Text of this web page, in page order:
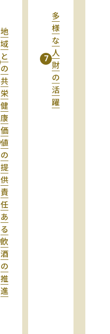
地
域
と
の
共
栄
健
康
価
値
の
提
供
責
任
あ
る
飲
酒
の
推
進
7
多
様
な
人
財
の
活
躍